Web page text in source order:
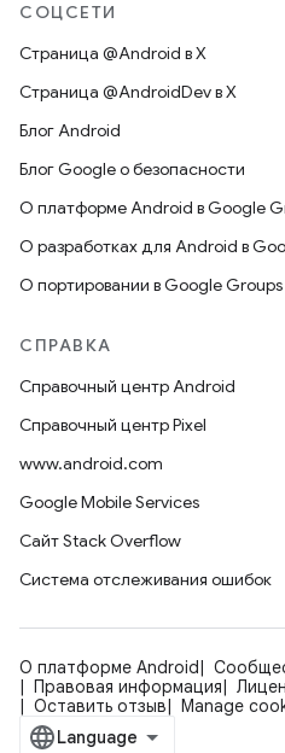
СОЦСЕТИ
Страница @Android в X
Страница @AndroidDev в X
Блог Android
Блог Google о безопасности
О платформе Android в Google
О разработках для Android в
О портировании в Google Groups
СПРАВКА
Справочный центр Android
Справочный центр Pixel
www.android.com
Google Mobile Services
Сайт Stack Overflow
Система отслеживания ошибок
О платформе Android
Правовая информация
Оставить отзыв
Manage